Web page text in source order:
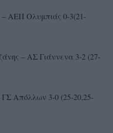
ΑΕΠ Ολυμπιάς 0-3(21-
– ΑΣ Γιάννενα 3-2 (27-
Απόλλων 3-0 (25-20,25-